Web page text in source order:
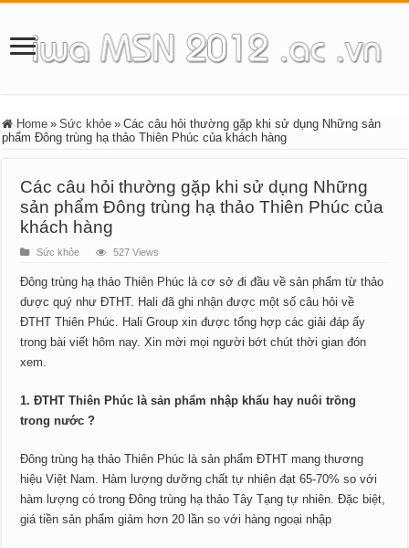
Home » Sức khỏe » Các câu hỏi thường gặp khi sử dụng Những sản
phẩm Đông trùng hạ thảo Thiên Phúc của khách hàng
Các câu hỏi thường gặp khi sử dụng Những
sản phẩm Đông trùng hạ thảo Thiên Phúc của
khách hàng
Sức khỏe 527 Views
Đông trùng hạ thảo Thiên Phúc là cơ sở đi đầu về sản phẩm từ thảo
dược quý như ĐTHT. Hali đã ghi nhận được một số câu hỏi về
ĐTHT Thiên Phúc. Hali Group xin được tổng hợp các giải đáp ấy
trong bài viết hôm nay. Xin mời mọi người bớt chút thời gian đón
xem.
1. ĐTHT Thiên Phúc là sản phẩm nhập khẩu hay nuôi trồng
trong nước ?
Đông trùng hạ thảo Thiên Phúc là sản phẩm ĐTHT mang thương
hiệu Việt Nam. Hàm lượng dưỡng chất tự nhiên đạt 65-70% so với
hàm lượng có trong Đông trùng hạ thảo Tây Tạng tự nhiên. Đặc biệt,
giá tiền sản phẩm giảm hơn 20 lần so với hàng ngoại nhập